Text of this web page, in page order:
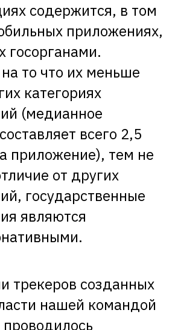
содержится, в том
приложениях,
госорганами.
то что их меньше
категориях
(медианное
всего 2,5
приложение), тем не
от других
государственные
являются
трекеров созданных
нашей командой